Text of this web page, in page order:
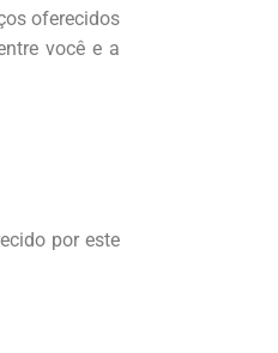
oferecidos
você e a
por este